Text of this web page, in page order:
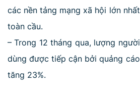
các nền tảng mạng xã hội lớn nhất
toàn cầu.
– Trong 12 tháng qua, lượng người
dùng được tiếp cận bởi quảng cáo
tăng 23%.